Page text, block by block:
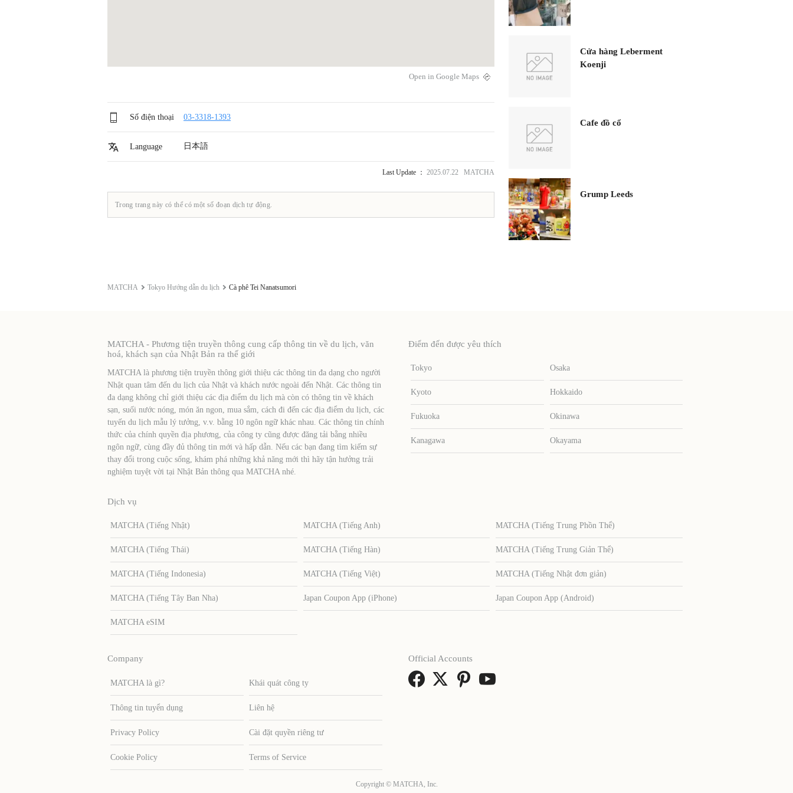
Open in Google Maps
Số điện thoại 03-3318-1393
Language 日本語
Last Update ： 2025.07.22 MATCHA
Trong trang này có thể có một số đoạn dịch tự động.
Cửa hàng Leberment
Koenji
Cafe đồ cổ
Grump Leeds
MATCHA Tokyo Hướng dẫn du lịch Cà phê Tei Nanatsumori
MATCHA - Phương tiện truyền thông cung cấp thông tin về du lịch, văn
hoá, khách sạn của Nhật Bản ra thế giới
MATCHA là phương tiện truyền thông giới thiệu các thông tin đa dạng cho người
Nhật quan tâm đến du lịch của Nhật và khách nước ngoài đến Nhật. Các thông tin
đa dạng không chỉ giới thiệu các địa điểm du lịch mà còn có thông tin về khách
sạn, suối nước nóng, món ăn ngon, mua sắm, cách đi đến các địa điểm du lịch, các
tuyến du lịch mẫu lý tưởng, v.v. bằng 10 ngôn ngữ khác nhau. Các thông tin chính
thức của chính quyền địa phương, của công ty cũng được đăng tải bằng nhiều
ngôn ngữ, cùng đầy đủ thông tin mới và hấp dẫn. Nếu các bạn đang tìm kiếm sự
thay đổi trong cuộc sống, khám phá những khả năng mới thì hãy tận hưởng trải
nghiệm tuyệt vời tại Nhật Bản thông qua MATCHA nhé.
Điểm đến được yêu thích
Tokyo Osaka
Kyoto Hokkaido
Fukuoka Okinawa
Kanagawa Okayama
Dịch vụ
MATCHA (Tiếng Nhật) MATCHA (Tiếng Anh) MATCHA (Tiếng Trung Phồn Thể)
MATCHA (Tiếng Thái) MATCHA (Tiếng Hàn) MATCHA (Tiếng Trung Giản Thể)
MATCHA (Tiếng Indonesia) MATCHA (Tiếng Việt) MATCHA (Tiếng Nhật đơn giản)
MATCHA (Tiếng Tây Ban Nha) Japan Coupon App (iPhone) Japan Coupon App (Android)
MATCHA eSIM
Company
MATCHA là gì? Khái quát công ty
Thông tin tuyển dụng Liên hệ
Privacy Policy Cài đặt quyền riêng tư
Cookie Policy Terms of Service
Official Accounts
Copyright © MATCHA, Inc.